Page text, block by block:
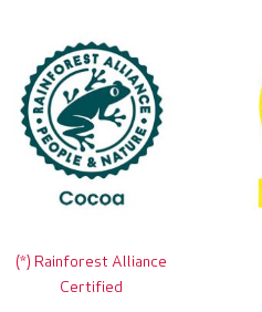
(*) Rainforest Alliance
Certified